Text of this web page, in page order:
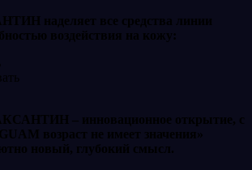
наделяет все средства линии
воздействия на кожу:
– инновационное открытие, с
возраст не имеет значения»
новый, глубокий смысл.